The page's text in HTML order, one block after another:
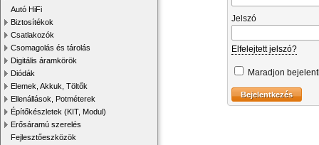
Autó HiFi
Biztosítékok
Csatlakozók
Csomagolás és tárolás
Digitális áramkörök
Diódák
Elemek, Akkuk, Töltők
Ellenállások, Potméterek
Építőkészletek (KIT, Modul)
Erősáramú szerelés
Fejlesztőeszközök
Jelszó
Elfelejtett jelszó?
Maradjon